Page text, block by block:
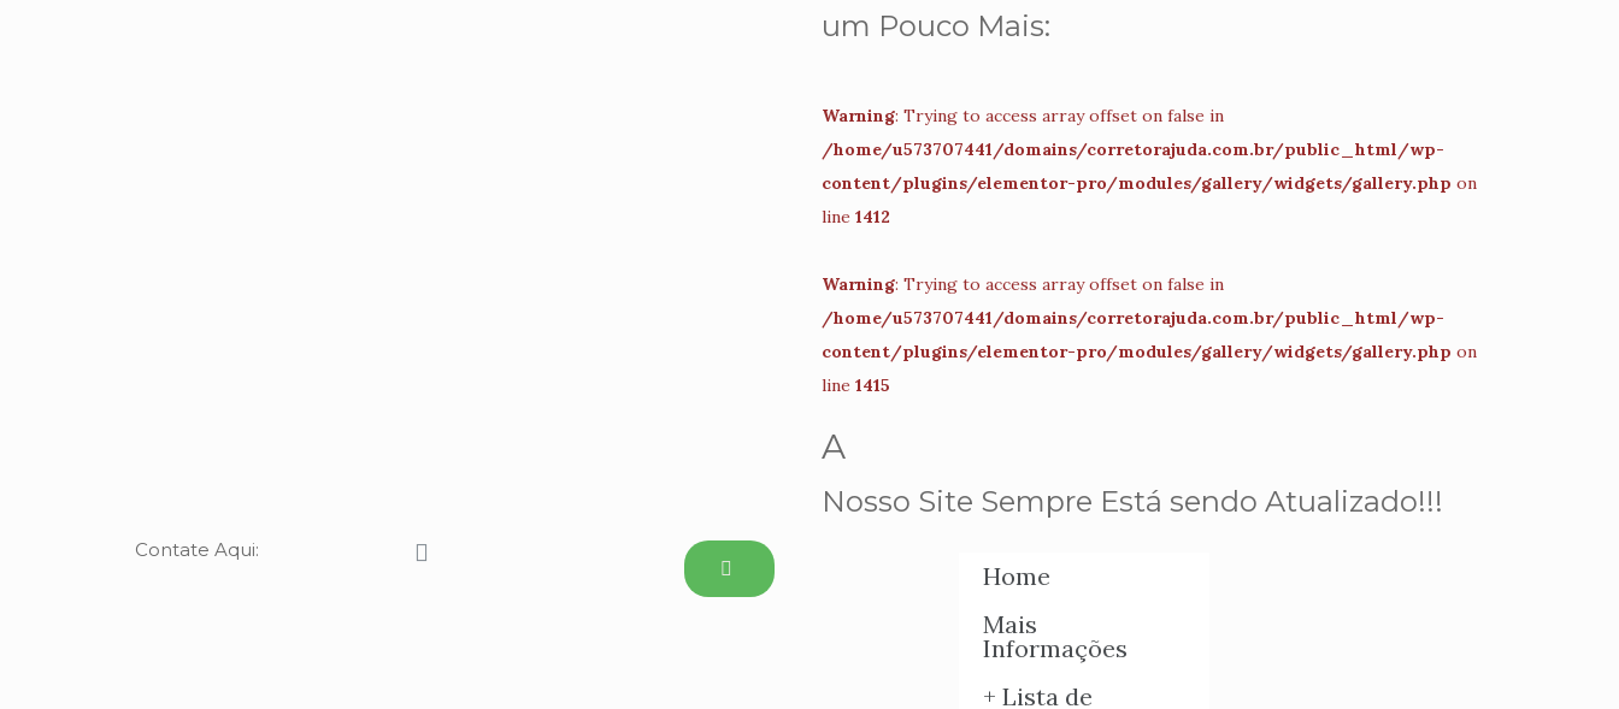
um Pouco Mais:
Warning: Trying to access array offset on false in
/home/u573707441/domains/corretorajuda.com.br/public_html/wp-
content/plugins/elementor-pro/modules/gallery/widgets/gallery.php on
line 1412
Warning: Trying to access array offset on false in
/home/u573707441/domains/corretorajuda.com.br/public_html/wp-
content/plugins/elementor-pro/modules/gallery/widgets/gallery.php on
line 1415
A
Nosso Site Sempre Está sendo Atualizado!!!
Contate Aqui:
Home
Mais
Informações
+ Lista de